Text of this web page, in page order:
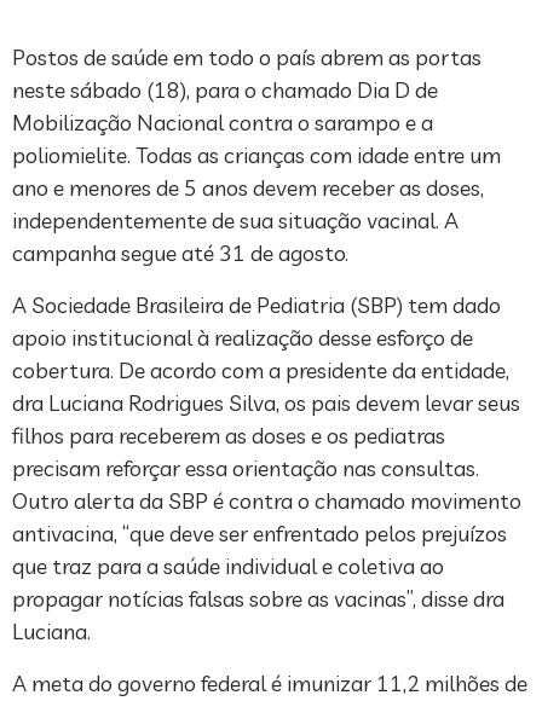
Postos de saúde em todo o país abrem as portas
neste sábado (18), para o chamado Dia D de
Mobilização Nacional contra o sarampo e a
poliomielite. Todas as crianças com idade entre um
ano e menores de 5 anos devem receber as doses,
independentemente de sua situação vacinal. A
campanha segue até 31 de agosto.
A Sociedade Brasileira de Pediatria (SBP) tem dado
apoio institucional à realização desse esforço de
cobertura. De acordo com a presidente da entidade,
dra Luciana Rodrigues Silva, os pais devem levar seus
filhos para receberem as doses e os pediatras
precisam reforçar essa orientação nas consultas.
Outro alerta da SBP é contra o chamado movimento
antivacina, “que deve ser enfrentado pelos prejuízos
que traz para a saúde individual e coletiva ao
propagar notícias falsas sobre as vacinas”, disse dra
Luciana.
A meta do governo federal é imunizar 11,2 milhões de